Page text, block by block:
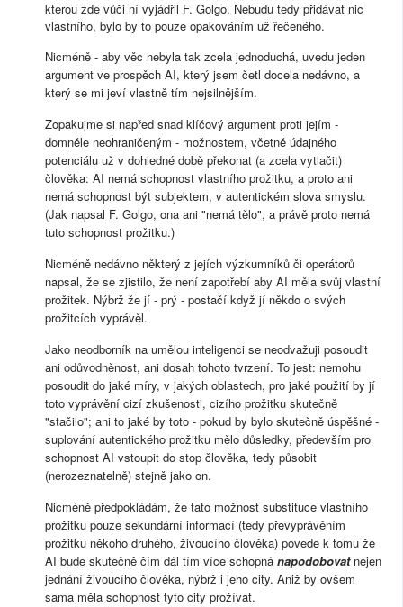
kterou zde vůči ní vyjádřil F. Golgo. Nebudu tedy přidávat nic
vlastního, bylo by to pouze opakováním už řečeného.
Nicméně - aby věc nebyla tak zcela jednoduchá, uvedu jeden
argument ve prospěch AI, který jsem četl docela nedávno, a
který se mi jeví vlastně tím nejsilnějším.
Zopakujme si napřed snad klíčový argument proti jejím -
domněle neohraničeným - možnostem, včetně údajného
potenciálu už v dohledné době překonat (a zcela vytlačit)
člověka: AI nemá schopnost vlastního prožitku, a proto ani
nemá schopnost být subjektem, v autentickém slova smyslu.
(Jak napsal F. Golgo, ona ani "nemá tělo", a právě proto nemá
tuto schopnost prožitku.)
Nicméně nedávno některý z jejích výzkumníků či operátorů
napsal, že se zjistilo, že není zapotřebí aby AI měla svůj vlastní
prožitek. Nýbrž že jí - prý - postačí když jí někdo o svých
prožitcích vyprávěl.
Jako neodborník na umělou inteligenci se neodvažuji posoudit
ani odůvodněnost, ani dosah tohoto tvrzení. To jest: nemohu
posoudit do jaké míry, v jakých oblastech, pro jaké použití by jí
toto vyprávění cizí zkušenosti, cizího prožitku skutečně
"stačilo"; ani to jaké by toto - pokud by bylo skutečně úspěšné -
suplování autentického prožitku mělo důsledky, především pro
schopnost AI vstoupit do stop člověka, tedy působit
(nerozeznatelně) stejně jako on.
Nicméně předpokládám, že tato možnost substituce vlastního
prožitku pouze sekundární informací (tedy převyprávěním
prožitku někoho druhého, živoucího člověka) povede k tomu že
AI bude skutečně čím dál tím více schopná napodobovat nejen
jednání živoucího člověka, nýbrž i jeho city. Aniž by ovšem
sama měla schopnost tyto city prožívat.